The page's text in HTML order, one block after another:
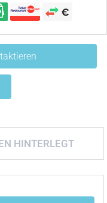
HINTERLEGT